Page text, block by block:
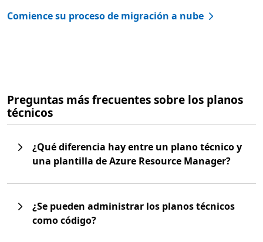
Comience su proceso de migración a nube
Preguntas más frecuentes sobre los planos
técnicos
¿Qué diferencia hay entre un plano técnico y
una plantilla de Azure Resource Manager?
¿Se pueden administrar los planos técnicos
como código?